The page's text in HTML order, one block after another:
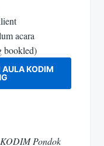
acara
bookled)
AULA KODIM
Pondok